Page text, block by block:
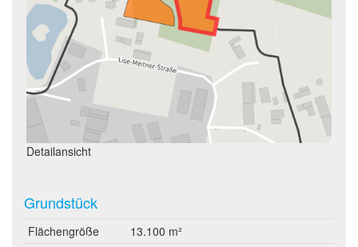
Detailansicht
Grundstück
Flächengröße
13.100 m²